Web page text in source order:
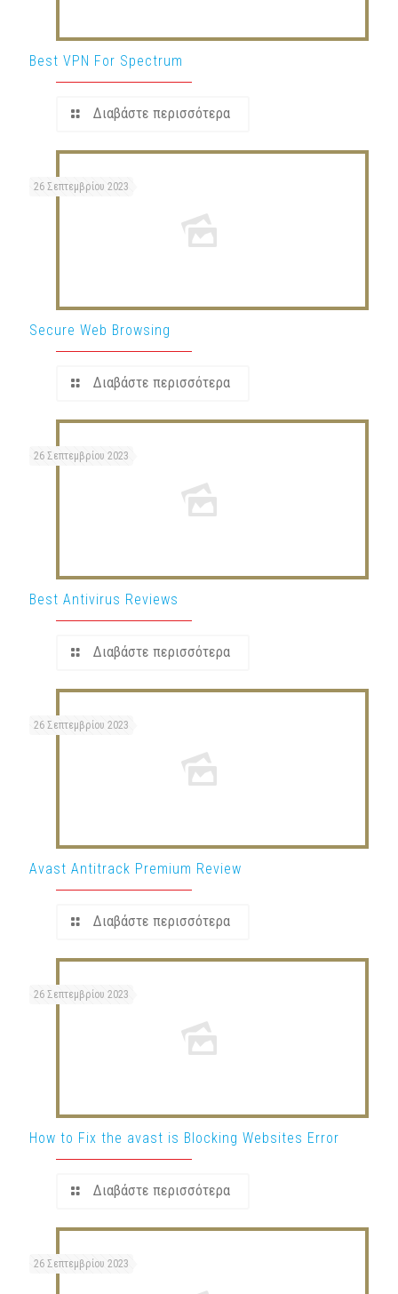
Best VPN For Spectrum
Διαβάστε περισσότερα
26 Σεπτεμβρίου 2023
Secure Web Browsing
Διαβάστε περισσότερα
26 Σεπτεμβρίου 2023
Best Antivirus Reviews
Διαβάστε περισσότερα
26 Σεπτεμβρίου 2023
Avast Antitrack Premium Review
Διαβάστε περισσότερα
26 Σεπτεμβρίου 2023
How to Fix the avast is Blocking Websites Error
Διαβάστε περισσότερα
26 Σεπτεμβρίου 2023